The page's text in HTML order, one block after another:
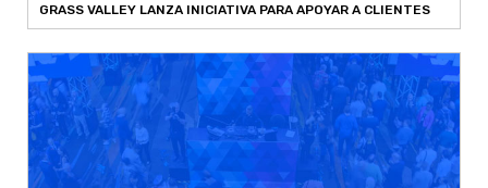
GRASS VALLEY LANZA INICIATIVA PARA APOYAR A CLIENTES